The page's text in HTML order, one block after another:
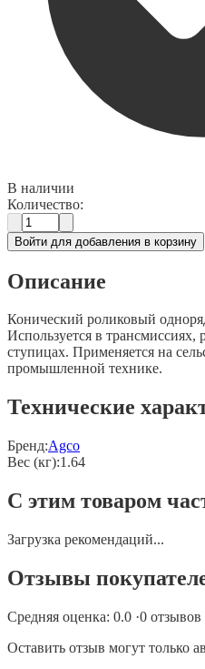
В наличии
Количество:
Войти для добавления в корзину
Описание
Конический роликовый
Используется в трансмиссиях,
ступицах. Применяется на
промышленной технике.
Технические
Бренд:Agco
Вес (кг):1.64
С этим товаром
Загрузка рекомендаций...
Отзывы
Средняя оценка: 0.0 ·0 отзывов
Оставить отзыв могут только